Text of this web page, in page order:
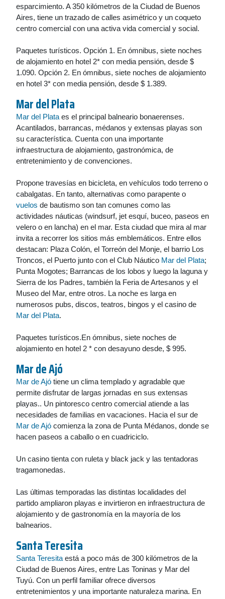
esparcimiento. A 350 kilómetros de la Ciudad de Buenos
Aires, tiene un trazado de calles asimétrico y un coqueto
centro comercial con una activa vida comercial y social.
Paquetes turísticos. Opción 1. En ómnibus, siete noches
de alojamiento en hotel 2* con media pensión, desde $
1.090. Opción 2. En ómnibus, siete noches de alojamiento
en hotel 3* con media pensión, desde $ 1.389.
Mar del Plata
Mar del Plata es el principal balneario bonaerenses.
Acantilados, barrancas, médanos y extensas playas son
su característica. Cuenta con una importante
infraestructura de alojamiento, gastronómica, de
entretenimiento y de convenciones.
Propone travesías en bicicleta, en vehículos todo terreno o
cabalgatas. En tanto, alternativas como parapente o
vuelos de bautismo son tan comunes como las
actividades náuticas (windsurf, jet esquí, buceo, paseos en
velero o en lancha) en el mar. Esta ciudad que mira al mar
invita a recorrer los sitios más emblemáticos. Entre ellos
destacan: Plaza Colón, el Torreón del Monje, el barrio Los
Troncos, el Puerto junto con el Club Náutico Mar del Plata;
Punta Mogotes; Barrancas de los lobos y luego la laguna y
Sierra de los Padres, también la Feria de Artesanos y el
Museo del Mar, entre otros. La noche es larga en
numerosos pubs, discos, teatros, bingos y el casino de
Mar del Plata.
Paquetes turísticos.En ómnibus, siete noches de
alojamiento en hotel 2 * con desayuno desde, $ 995.
Mar de Ajó
Mar de Ajó tiene un clima templado y agradable que
permite disfrutar de largas jornadas en sus extensas
playas.. Un pintoresco centro comercial atiende a las
necesidades de familias en vacaciones. Hacia el sur de
Mar de Ajó comienza la zona de Punta Médanos, donde se
hacen paseos a caballo o en cuadriciclo.
Un casino tienta con ruleta y black jack y las tentadoras
tragamonedas.
Las últimas temporadas las distintas localidades del
partido ampliaron playas e invirtieron en infraestructura de
alojamiento y de gastronomía en la mayoría de los
balnearios.
Santa Teresita
Santa Teresita está a poco más de 300 kilómetros de la
Ciudad de Buenos Aires, entre Las Toninas y Mar del
Tuyú. Con un perfil familiar ofrece diversos
entretenimientos y una importante naturaleza marina. En